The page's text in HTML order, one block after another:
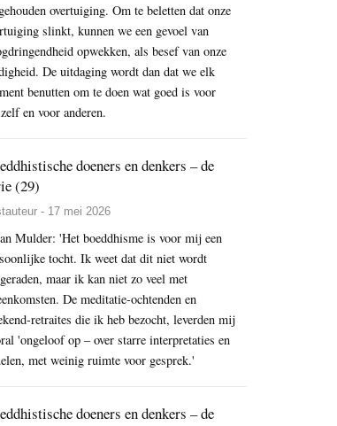
overtuiging. Om te beletten dat onze
slinkt, kunnen we een gevoel van
opwekken, als besef van onze
De uitdaging wordt dan dat we elk
benutten om te doen wat goed is voor
en voor anderen.
doeners en denkers – de
(29)
- 17 mei 2026
Mulder: 'Het boeddhisme is voor mij een
tocht. Ik weet dat dit niet wordt
maar ik kan niet zo veel met
De meditatie-ochtenden en
retraites die ik heb bezocht, leverden mij
'ongeloof op – over starre interpretaties en
met weinig ruimte voor gesprek.'
doeners en denkers – de